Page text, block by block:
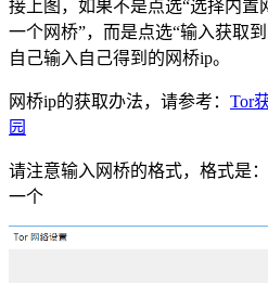
接上图，如果不是点选“选择内置
一个网桥”，而是点选“输入获取
自己输入自己得到的网桥ip。
网桥ip的获取办法，请参考： Tor
园
请注意输入网桥的格式，格式是
一个